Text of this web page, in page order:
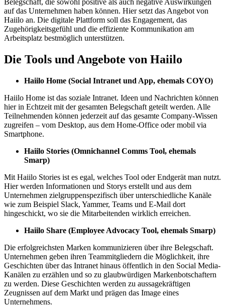
Belegschaft, die sowohl positive als auch negative Auswirkungen
auf das Unternehmen haben können. Hier setzt das Angebot von
Haiilo an. Die digitale Plattform soll das Engagement, das
Zugehörigkeitsgefühl und die effiziente Kommunikation am
Arbeitsplatz bestmöglich unterstützen.
Die Tools und Angebote von Haiilo
Haiilo Home (Social Intranet und App, ehemals COYO)
Haiilo Home ist das soziale Intranet. Ideen und Nachrichten können
hier in Echtzeit mit der gesamten Belegschaft geteilt werden. Alle
Teilnehmenden können jederzeit auf das gesamte Company-Wissen
zugreifen – vom Desktop, aus dem Home-Office oder mobil via
Smartphone.
Haiilo Stories (Omnichannel Comms Tool, ehemals
Smarp)
Mit Haiilo Stories ist es egal, welches Tool oder Endgerät man nutzt.
Hier werden Informationen und Storys erstellt und aus dem
Unternehmen zielgruppenspezifisch über unterschiedliche Kanäle
wie zum Beispiel Slack, Yammer, Teams und E-Mail dort
hingeschickt, wo sie die Mitarbeitenden wirklich erreichen.
Haiilo Share (Employee Advocacy Tool, ehemals Smarp)
Die erfolgreichsten Marken kommunizieren über ihre Belegschaft.
Unternehmen geben ihren Teammitgliedern die Möglichkeit, ihre
Geschichten über das Intranet hinaus öffentlich in den Social Media-
Kanälen zu erzählen und so zu glaubwürdigen Markenbotschaftern
zu werden. Diese Geschichten werden zu aussagekräftigen
Zeugnissen auf dem Markt und prägen das Image eines
Unternehmens.